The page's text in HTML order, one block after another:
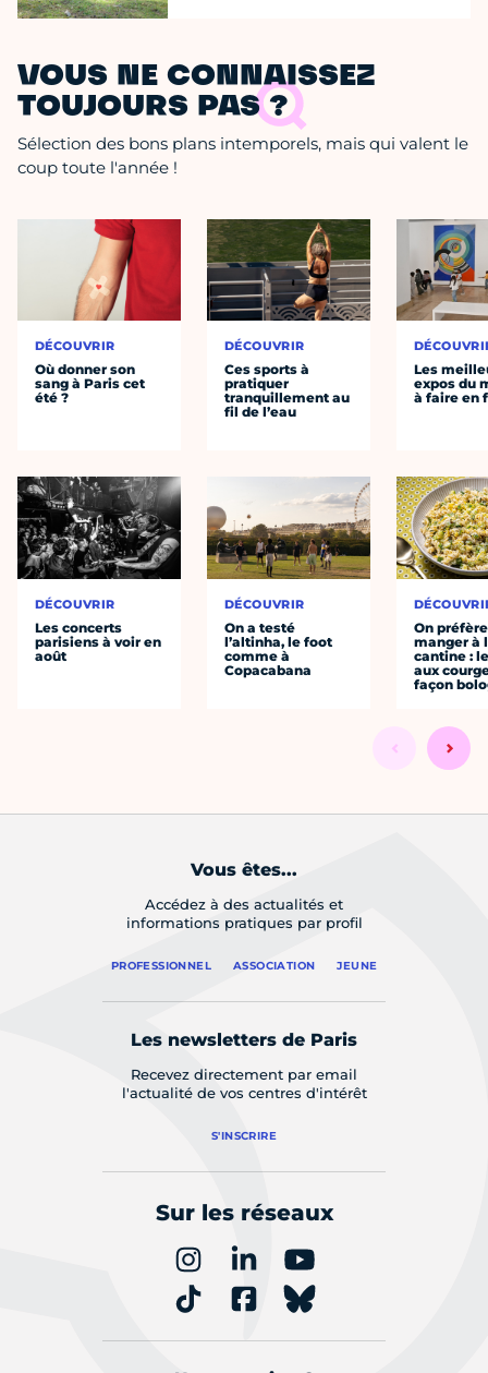
VOUS NE CONNAISSEZ
TOUJOURS PAS ?
Sélection des bons plans intemporels, mais qui valent le
coup toute l'année !
DÉCOUVRIR
Où donner son
sang à Paris cet
été ?
DÉCOUVRIR
Les concerts
parisiens à voir en
août
DÉCOUVRIR
Ces sports à
pratiquer
tranquillement au
fil de l’eau
DÉCOUVRIR
On a testé
l’altinha, le foot
comme à
Copacabana
Les
expos du
à faire en
On préfère
manger à
cantine :
aux
façon
Vous êtes...
Accédez à des actualités et
informations pratiques par profil
PROFESSIONNEL ASSOCIATION JEUNE
Les newsletters de Paris
Recevez directement par email
l'actualité de vos centres d'intérêt
S'INSCRIRE
Sur les réseaux